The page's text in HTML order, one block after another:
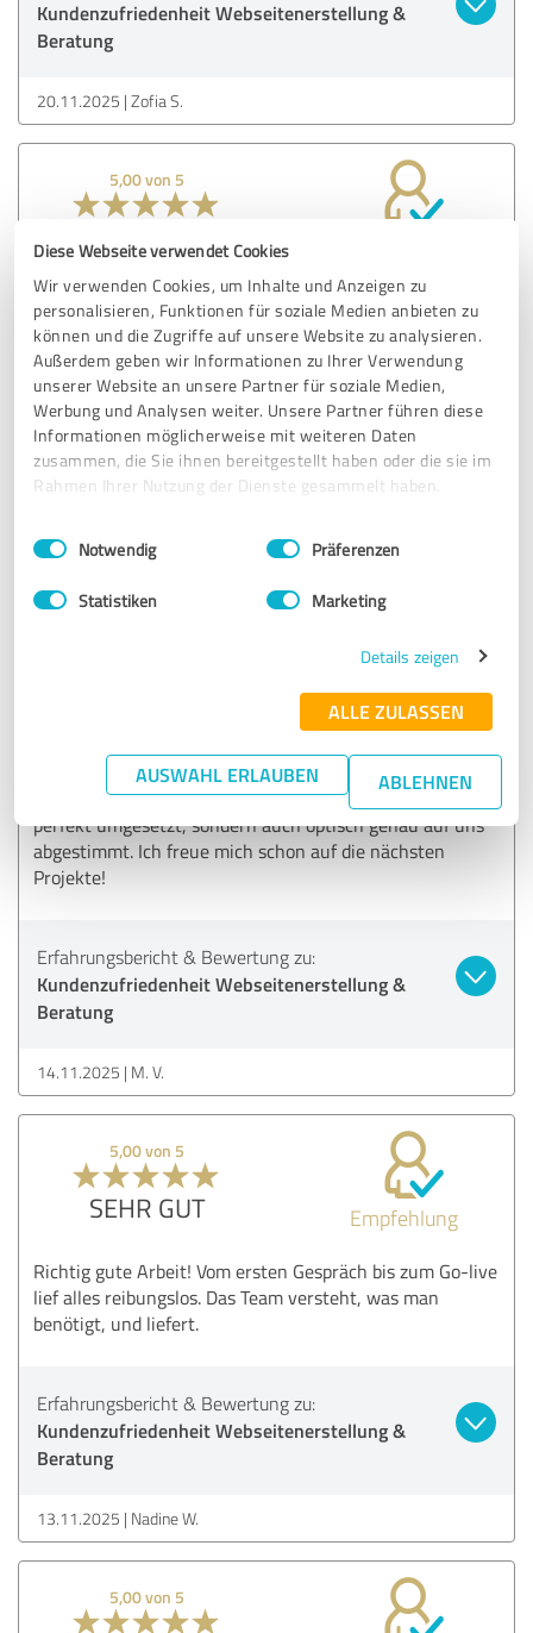
Diese Webseite verwendet Cookies
Wir verwenden Cookies, um Inhalte und Anzeigen zu
personalisieren, Funktionen für soziale Medien anbieten zu
können und die Zugriffe auf unsere Website zu analysieren.
Außerdem geben wir Informationen zu Ihrer Verwendung
unserer Website an unsere Partner für soziale Medien,
Werbung und Analysen weiter. Unsere Partner führen diese
Informationen möglicherweise mit weiteren Daten
zusammen, die Sie ihnen bereitgestellt haben oder die sie im
Rahmen Ihrer Nutzung der Dienste gesammelt haben.
Impressum Datenschutzbestimmungen
Einwilligungsauswahl
Notwendig Präferenzen
Statistiken Marketing
Details zeigen
ALLE ZULASSEN
AUSWAHL ERLAUBEN ABLEHNEN
Kundenzufriedenheit Webseitenerstellung &
Beratung
20.11.2025 Zofia S.
5,00 von 5
SEHR GUT
Hier steht der Kunde wirklich im Mittelpunkt. Selbst
komplexe Anforderungen wurden professionell umgesetzt.
Unsere Wünsche wurden verstanden und effizient
umgesetzt – jederzeit eine zuverlässige Zusammenarbeit.
Erfahrungsbericht & Bewertung zu:
Kundenzufriedenheit Webseitenerstellung &
Empfehlung
5150media® überzeugt durch Kompetenz, Engagement
und Herzblut. Unsere Webseite wurde nicht nur technisch
perfekt umgesetzt, sondern auch optisch genau auf uns
abgestimmt. Ich freue mich schon auf die nächsten
Projekte!
Erfahrungsbericht & Bewertung zu:
Kundenzufriedenheit Webseitenerstellung &
Beratung
14.11.2025 M. V.
5,00 von 5
SEHR GUT Empfehlung
Richtig gute Arbeit! Vom ersten Gespräch bis zum Go-live
lief alles reibungslos. Das Team versteht, was man
benötigt, und liefert.
Erfahrungsbericht & Bewertung zu:
Kundenzufriedenheit Webseitenerstellung &
Beratung
13.11.2025 Nadine W.
5,00 von 5